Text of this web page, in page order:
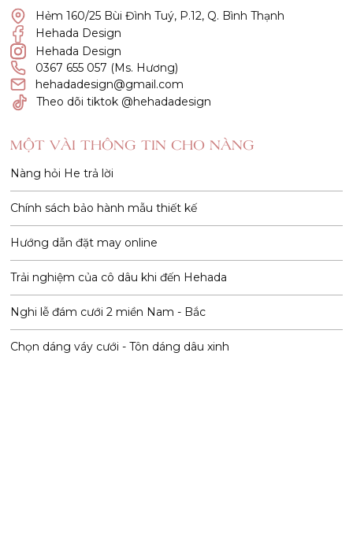
Hẻm 160/25 Bùi Đình Tuý, P.12, Q. Bình Thạnh
Hehada Design
Hehada Design
0367 655 057 (Ms. Hương)
hehadadesign@gmail.com
Theo dõi tiktok @hehadadesign
MỘT VÀI THÔNG TIN CHO NÀNG
Nàng hỏi He trả lời
Chính sách bảo hành mẫu thiết kế
Hướng dẫn đặt may online
Trải nghiệm của cô dâu khi đến Hehada
Nghi lễ đám cưới 2 miền Nam - Bắc
Chọn dáng váy cưới - Tôn dáng dâu xinh